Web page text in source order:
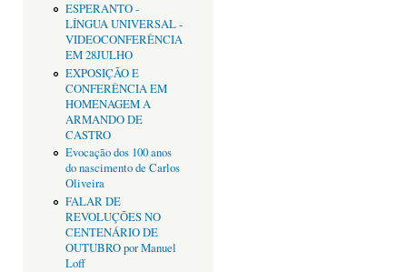
ESPERANTO -
LÍNGUA UNIVERSAL -
VIDEOCONFERÊNCIA
EM 28JULHO
EXPOSIÇÃO E
CONFERÊNCIA EM
HOMENAGEM A
ARMANDO DE
CASTRO
Evocação dos 100 anos
do nascimento de Carlos
Oliveira
FALAR DE
REVOLUÇÕES NO
CENTENÁRIO DE
OUTUBRO por Manuel
Loff